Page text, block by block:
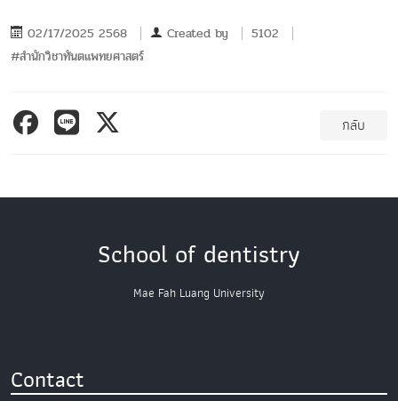
02/17/2025 2568 Created by
5102
#สำนักวิชาทันตแพทยศาสตร์
กลับ
School of dentistry
Mae Fah Luang University
Contact